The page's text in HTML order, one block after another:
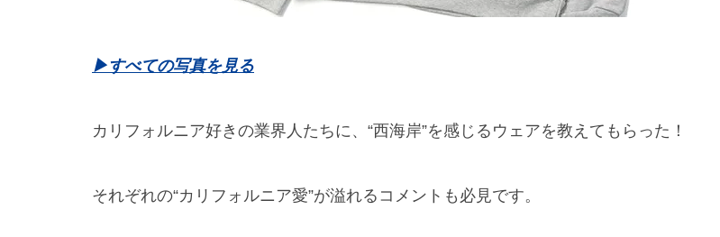
▶︎すべての写真を見る
カリフォルニア好きの業界人たちに、“西海岸”を感じるウェアを教えてもらった！
それぞれの“カリフォルニア愛”が溢れるコメントも必見です。